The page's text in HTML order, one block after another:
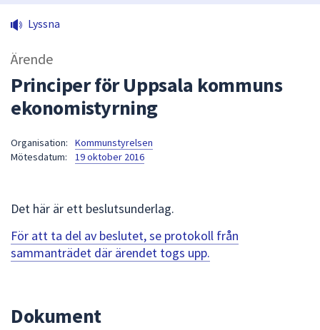
sökfältet
kommer
för
att
navigera
Lyssna
Ärende
Principer för Uppsala kommuns
ekonomistyrning
Organisation:
Kommunstyrelsen
Mötesdatum:
19 oktober 2016
Det här är ett beslutsunderlag.
För att ta del av beslutet, se protokoll från
sammanträdet där ärendet togs upp.
Dokument